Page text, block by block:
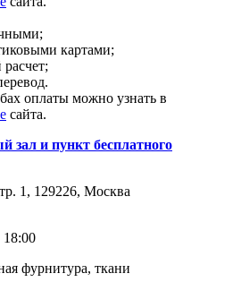
картами;
оплаты можно узнать в
сайта.
зал и пункт бесплатного
1, 129226, Москва
фурнитура, ткани